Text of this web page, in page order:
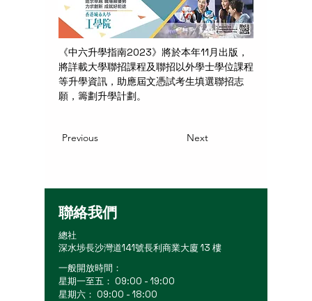
《中六升學指南2023》將於本年11月出版，
將詳載大學聯招課程及聯招以外學士學位課程
等升學資訊，助應屆文憑試考生填選聯招志
願，籌劃升學計劃。
Previous Next
聯絡我們
總社
深水埗長沙灣道141號長利商業大廈 13 樓
一般開放時間：
星期一至五： 09:00 - 19:00
星期六： 09:00 - 18:00